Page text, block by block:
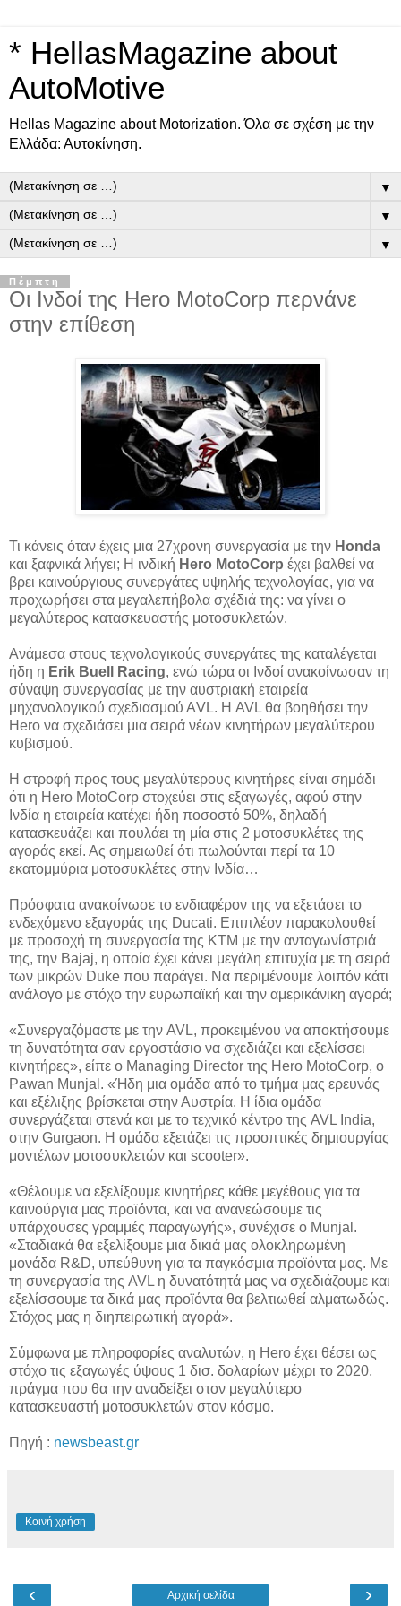
* HellasMagazine about
AutoMotive
Ηellas Μagazine about Motorization. Όλα σε σχέση με την
Ελλάδα: Αυτοκίνηση.
▼
▼
▼
Πέμπτη
Οι Ινδοί της Hero MotoCorp περνάνε
στην επίθεση
Τι κάνεις όταν έχεις μια 27χρονη συνεργασία με την Honda
και ξαφνικά λήγει; Η ινδική Hero MotoCorp έχει βαλθεί να
βρει καινούργιους συνεργάτες υψηλής τεχνολογίας, για να
προχωρήσει στα μεγαλεπήβολα σχέδιά της: να γίνει ο
μεγαλύτερος κατασκευαστής μοτοσυκλετών.
Ανάμεσα στους τεχνολογικούς συνεργάτες της καταλέγεται
ήδη η Erik Buell Racing, ενώ τώρα οι Ινδοί ανακοίνωσαν τη
σύναψη συνεργασίας με την αυστριακή εταιρεία
μηχανολογικού σχεδιασμού ΑVL. Η AVL θα βοηθήσει την
Hero να σχεδιάσει μια σειρά νέων κινητήρων μεγαλύτερου
κυβισμού.
Η στροφή προς τους μεγαλύτερους κινητήρες είναι σημάδι
ότι η Hero MotoCorp στοχεύει στις εξαγωγές, αφού στην
Ινδία η εταιρεία κατέχει ήδη ποσοστό 50%, δηλαδή
κατασκευάζει και πουλάει τη μία στις 2 μοτοσυκλέτες της
αγοράς εκεί. Ας σημειωθεί ότι πωλούνται περί τα 10
εκατομμύρια μοτοσυκλέτες στην Ινδία…
Πρόσφατα ανακοίνωσε το ενδιαφέρον της να εξετάσει το
ενδεχόμενο εξαγοράς της Ducati. Επιπλέον παρακολουθεί
με προσοχή τη συνεργασία της ΚΤΜ με την ανταγωνίστριά
της, την Bajaj, η οποία έχει κάνει μεγάλη επιτυχία με τη σειρά
των μικρών Duke που παράγει. Να περιμένουμε λοιπόν κάτι
ανάλογο με στόχο την ευρωπαϊκή και την αμερικάνικη αγορά;
«Συνεργαζόμαστε με την AVL, προκειμένου να αποκτήσουμε
τη δυνατότητα σαν εργοστάσιο να σχεδιάζει και εξελίσσει
κινητήρες», είπε ο Managing Director της Hero MotoCorp, ο
Pawan Munjal. «Ήδη μια ομάδα από το τμήμα μας ερευνάς
και εξέλιξης βρίσκεται στην Αυστρία. Η ίδια ομάδα
συνεργάζεται στενά και με το τεχνικό κέντρο της AVL India,
στην Gurgaon. Η ομάδα εξετάζει τις προοπτικές δημιουργίας
μοντέλων μοτοσυκλετών και scooter».
«Θέλουμε να εξελίξουμε κινητήρες κάθε μεγέθους για τα
καινούργια μας προϊόντα, και να ανανεώσουμε τις
υπάρχουσες γραμμές παραγωγής», συνέχισε ο Munjal.
«Σταδιακά θα εξελίξουμε μια δικιά μας ολοκληρωμένη
μονάδα R&D, υπεύθυνη για τα παγκόσμια προϊόντα μας. Με
τη συνεργασία της AVL η δυνατότητά μας να σχεδιάζουμε και
εξελίσσουμε τα δικά μας προϊόντα θα βελτιωθεί αλματωδώς.
Στόχος μας η διηπειρωτική αγορά».
Σύμφωνα με πληροφορίες αναλυτών, η Ηero έχει θέσει ως
στόχο τις εξαγωγές ύψους 1 δισ. δολαρίων μέχρι το 2020,
πράγμα που θα την αναδείξει στον μεγαλύτερο
κατασκευαστή μοτοσυκλετών στον κόσμο.
Πηγή : newsbeast.gr
Κοινή χρήση
‹ ›
Αρχική σελίδα